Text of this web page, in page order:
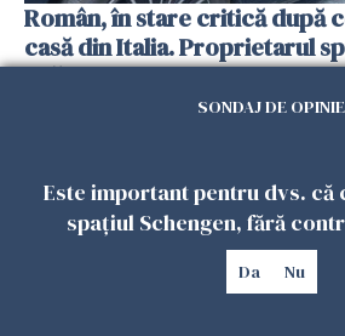
Român, în stare critică după
casă din Italia. Proprietarul
apărat cu un cuțit
SONDAJ DE OPINIE
Este important pentru dvs.
spațiul Schengen, fără
Da Nu